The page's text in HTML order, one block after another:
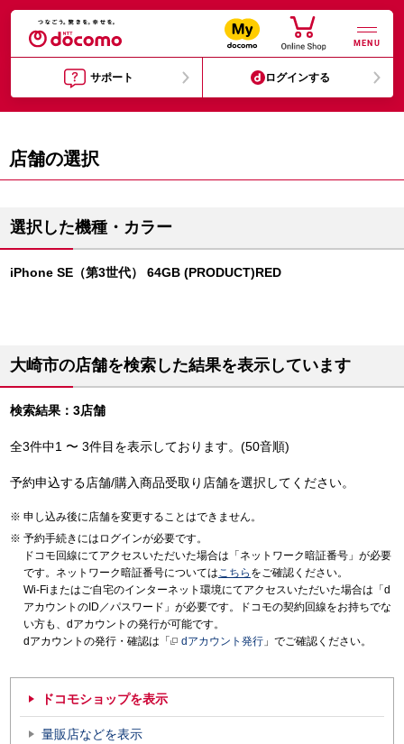
MENU
サポート ログインする
店舗の選択
選択した機種・カラー
iPhone SE（第3世代） 64GB (PRODUCT)RED
大崎市の店舗を検索した結果を表示しています
検索結果：3店舗
全3件中1 〜 3件目を表示しております。(50音順)
予約申込する店舗/購入商品受取り店舗を選択してください。
申し込み後に店舗を変更することはできません。
予約手続きにはログインが必要です。
ドコモ回線にてアクセスいただいた場合は「ネットワーク暗証番号」が必要
です。ネットワーク暗証番号についてはこちら をご確認ください。
Wi-Fiまたはご自宅のインターネット環境にてアクセスいただいた場合は「d
アカウントのID／パスワード」が必要です。ドコモの契約回線をお持ちでな
い方も、dアカウントの発行が可能です。
dアカウントの発行・確認は「
dアカウント発行 」でご確認ください。
ドコモショップを表示
量販店などを表示